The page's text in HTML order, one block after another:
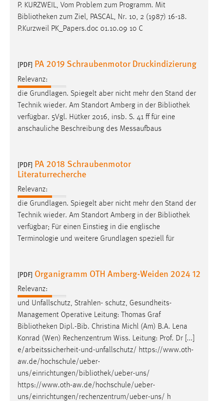
P. KURZWEIL, Vom Problem zum Programm. Mit
Bibliotheken zum Ziel, PASCAL, Nr. 10, 2 (1987) 16-18.
P.Kurzweil PK_Papers.doc 01.10.09 10 C
[PDF] PA 2019 Schraubenmotor Druckindizierung
Relevanz:
die Grundlagen. Spiegelt aber nicht mehr den Stand der
Technik wieder. Am Standort Amberg in der Bibliothek
verfügbar. 5Vgl. Hütker 2016, insb. S. 41 ff für eine
anschauliche Beschreibung des Messaufbaus
[PDF] PA 2018 Schraubenmotor
Literaturrecherche
Relevanz:
die Grundlagen. Spiegelt aber nicht mehr den Stand der
Technik wieder. Am Standort Amberg in der Bibliothek
verfügbar; Für einen Einstieg in die englische
Terminologie und weitere Grundlagen speziell für
[PDF] Organigramm OTH Amberg-Weiden 2024 12
Relevanz:
und Unfallschutz, Strahlen- schutz, Gesundheits-
Management Operative Leitung: Thomas Graf
Bibliotheken Dipl.-Bib. Christina Michl (Am) B.A. Lena
Konrad (Wen) Rechenzentrum Wiss. Leitung: Prof. Dr [...]
e/arbeitssicherheit-und-unfallschutz/ https://www.oth-
aw.de/hochschule/ueber-
uns/einrichtungen/bibliothek/ueber-uns/
https://www.oth-aw.de/hochschule/ueber-
uns/einrichtungen/rechenzentrum/ueber-uns/ h